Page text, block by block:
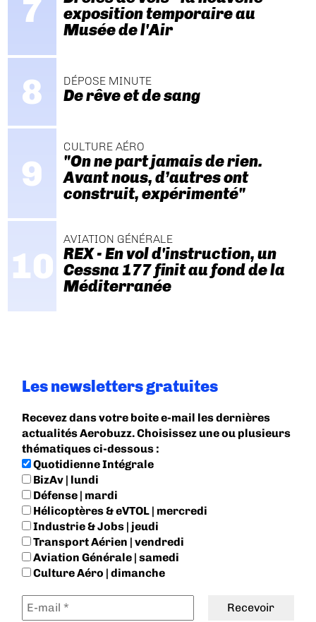
exposition temporaire au
Musée de l'Air
DÉPOSE MINUTE
De rêve et de sang
CULTURE AÉRO
"On ne part jamais de rien.
Avant nous, d’autres ont
construit, expérimenté"
AVIATION GÉNÉRALE
REX - En vol d'instruction, un
Cessna 177 finit au fond de la
Méditerranée
Les newsletters gratuites
Recevez dans votre boite e-mail les dernières
actualités Aerobuzz. Choisissez une ou plusieurs
thématiques ci-dessous :
Quotidienne Intégrale
BizAv | lundi
Défense | mardi
Hélicoptères & eVTOL | mercredi
Industrie & Jobs | jeudi
Transport Aérien | vendredi
Aviation Générale | samedi
Culture Aéro | dimanche